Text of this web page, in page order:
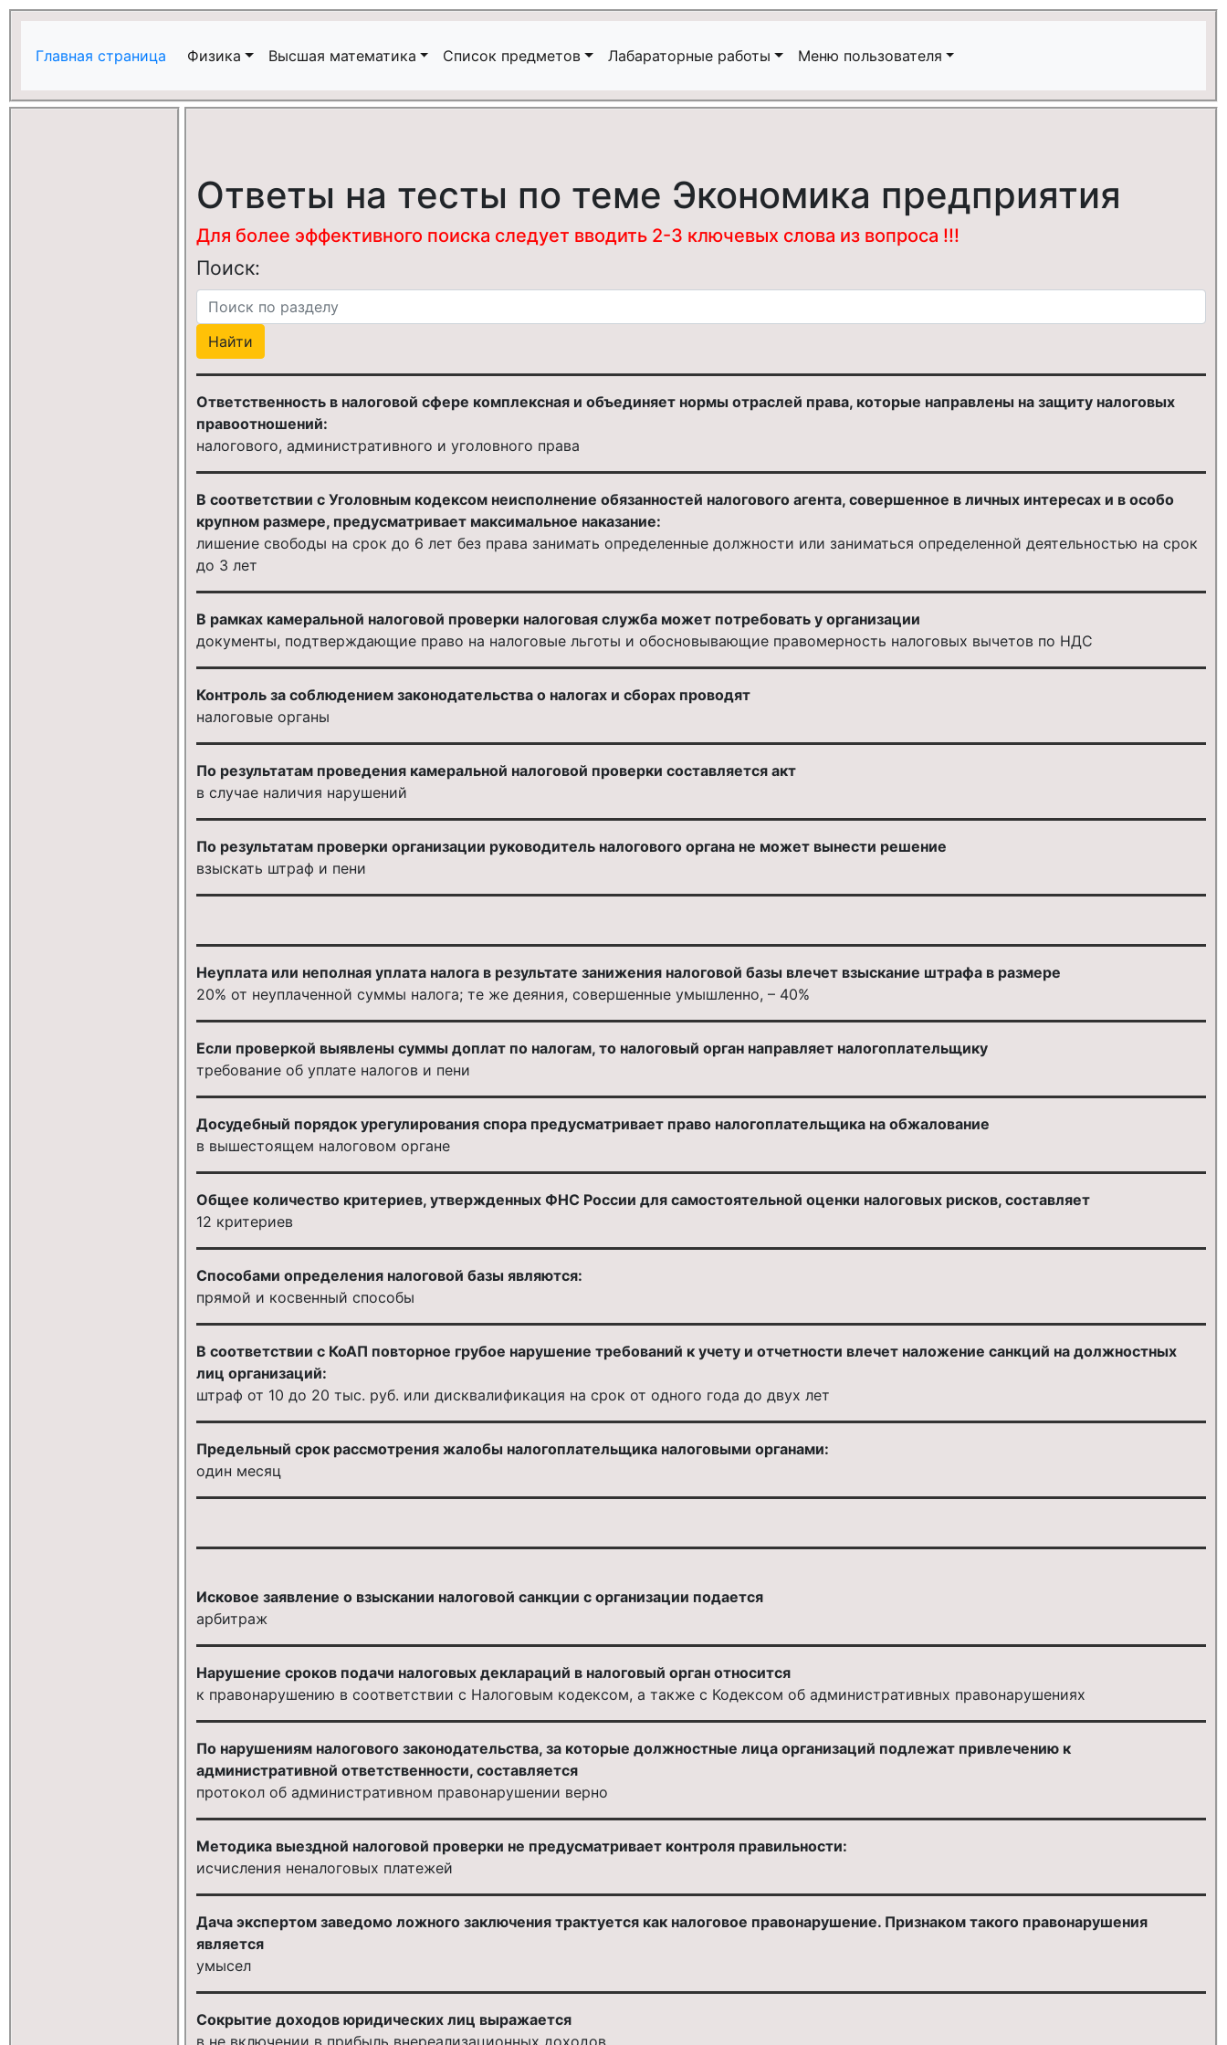
Главная страница Физика Высшая математика Список предметов Лабараторные работы Меню пользователя
Ответы на тесты по теме Экономика предприятия
Для более эффективного поиска следует вводить 2-3 ключевых слова из вопроса !!!
Поиск:
Ответственность в налоговой сфере комплексная и объединяет нормы отраслей права, которые направлены на защиту налоговых
правоотношений:
налогового, административного и уголовного права
В соответствии с Уголовным кодексом неисполнение обязанностей налогового агента, совершенное в личных интересах и в особо
крупном размере, предусматривает максимальное наказание:
лишение свободы на срок до 6 лет без права занимать определенные должности или заниматься определенной деятельностью на срок
до 3 лет
В рамках камеральной налоговой проверки налоговая служба может потребовать у организации
документы, подтверждающие право на налоговые льготы и обосновывающие правомерность налоговых вычетов по НДС
Контроль за соблюдением законодательства о налогах и сборах проводят
налоговые органы
По результатам проведения камеральной налоговой проверки составляется акт
в случае наличия нарушений
По результатам проверки организации руководитель налогового органа не может вынести решение
взыскать штраф и пени
Неуплата или неполная уплата налога в результате занижения налоговой базы влечет взыскание штрафа в размере
20% от неуплаченной суммы налога; те же деяния, совершенные умышленно, – 40%
Если проверкой выявлены суммы доплат по налогам, то налоговый орган направляет налогоплательщику
требование об уплате налогов и пени
Досудебный порядок урегулирования спора предусматривает право налогоплательщика на обжалование
в вышестоящем налоговом органе
Общее количество критериев, утвержденных ФНС России для самостоятельной оценки налоговых рисков, составляет
12 критериев
Способами определения налоговой базы являются:
прямой и косвенный способы
В соответствии с КоАП повторное грубое нарушение требований к учету и отчетности влечет наложение санкций на должностных
лиц организаций:
штраф от 10 до 20 тыс. руб. или дисквалификация на срок от одного года до двух лет
Предельный срок рассмотрения жалобы налогоплательщика налоговыми органами:
один месяц
Исковое заявление о взыскании налоговой санкции с организации подается
арбитраж
Нарушение сроков подачи налоговых деклараций в налоговый орган относится
к правонарушению в соответствии с Налоговым кодексом, а также с Кодексом об административных правонарушениях
По нарушениям налогового законодательства, за которые должностные лица организаций подлежат привлечению к
административной ответственности, составляется
протокол об административном правонарушении верно
Методика выездной налоговой проверки не предусматривает контроля правильности:
исчисления неналоговых платежей
Дача экспертом заведомо ложного заключения трактуется как налоговое правонарушение. Признаком такого правонарушения
является
умысел
Сокрытие доходов юридических лиц выражается
в не включении в прибыль внереализационных доходов